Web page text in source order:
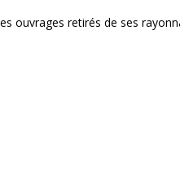
ouvrages retirés de ses